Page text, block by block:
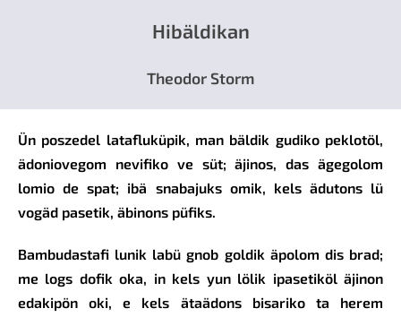
Hibäldikan
Theodor Storm
Ün poszedel latafluküpik, man bäldik gudiko peklotöl,
ädoniovegom nevifiko ve süt; äjinos, das ägegolom
lomio de spat; ibä snabajuks omik, kels ädutons lü
vogäd pasetik, äbinons püfiks.
Bambudastafi lunik labü gnob goldik äpolom dis brad;
me logs dofik oka, in kels yun lölik ipasetiköl äjinon
edakipön oki, e kels ätaädons bisariko ta herem